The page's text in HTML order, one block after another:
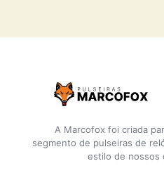
A Marcofox foi criada
segmento de pulseiras de
estilo de nossos